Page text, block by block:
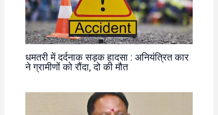
धमतरी में दर्दनाक सड़क हादसा : अनियंत्रित कार
ने ग्रामीणों को रौंदा, दो की मौत